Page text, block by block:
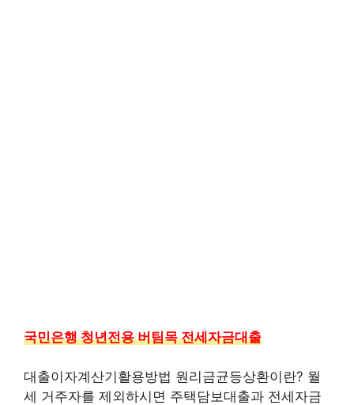
국민은행 청년전용 버팀목 전세자금대출
대출이자계산기활용방법 원리금균등상환이란? 월
세 거주자를 제외하시면 주택담보대출과 전세자금